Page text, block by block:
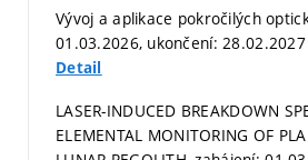
Vývoj a aplikace pokročilých
01.03.2026, ukončení: 28.02.2027
Detail
LASER-INDUCED BREAKDOWN
ELEMENTAL MONITORING OF